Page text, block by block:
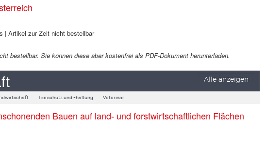
| Artikel zur Zeit nicht bestellbar
bestellbar. Sie können diese aber kostenfrei als PDF-Dokument herunterladen.
Alle anzeigen
Tierschutz und -haltung Veterinär
Bauen auf land- und forstwirtschaftlichen Flächen